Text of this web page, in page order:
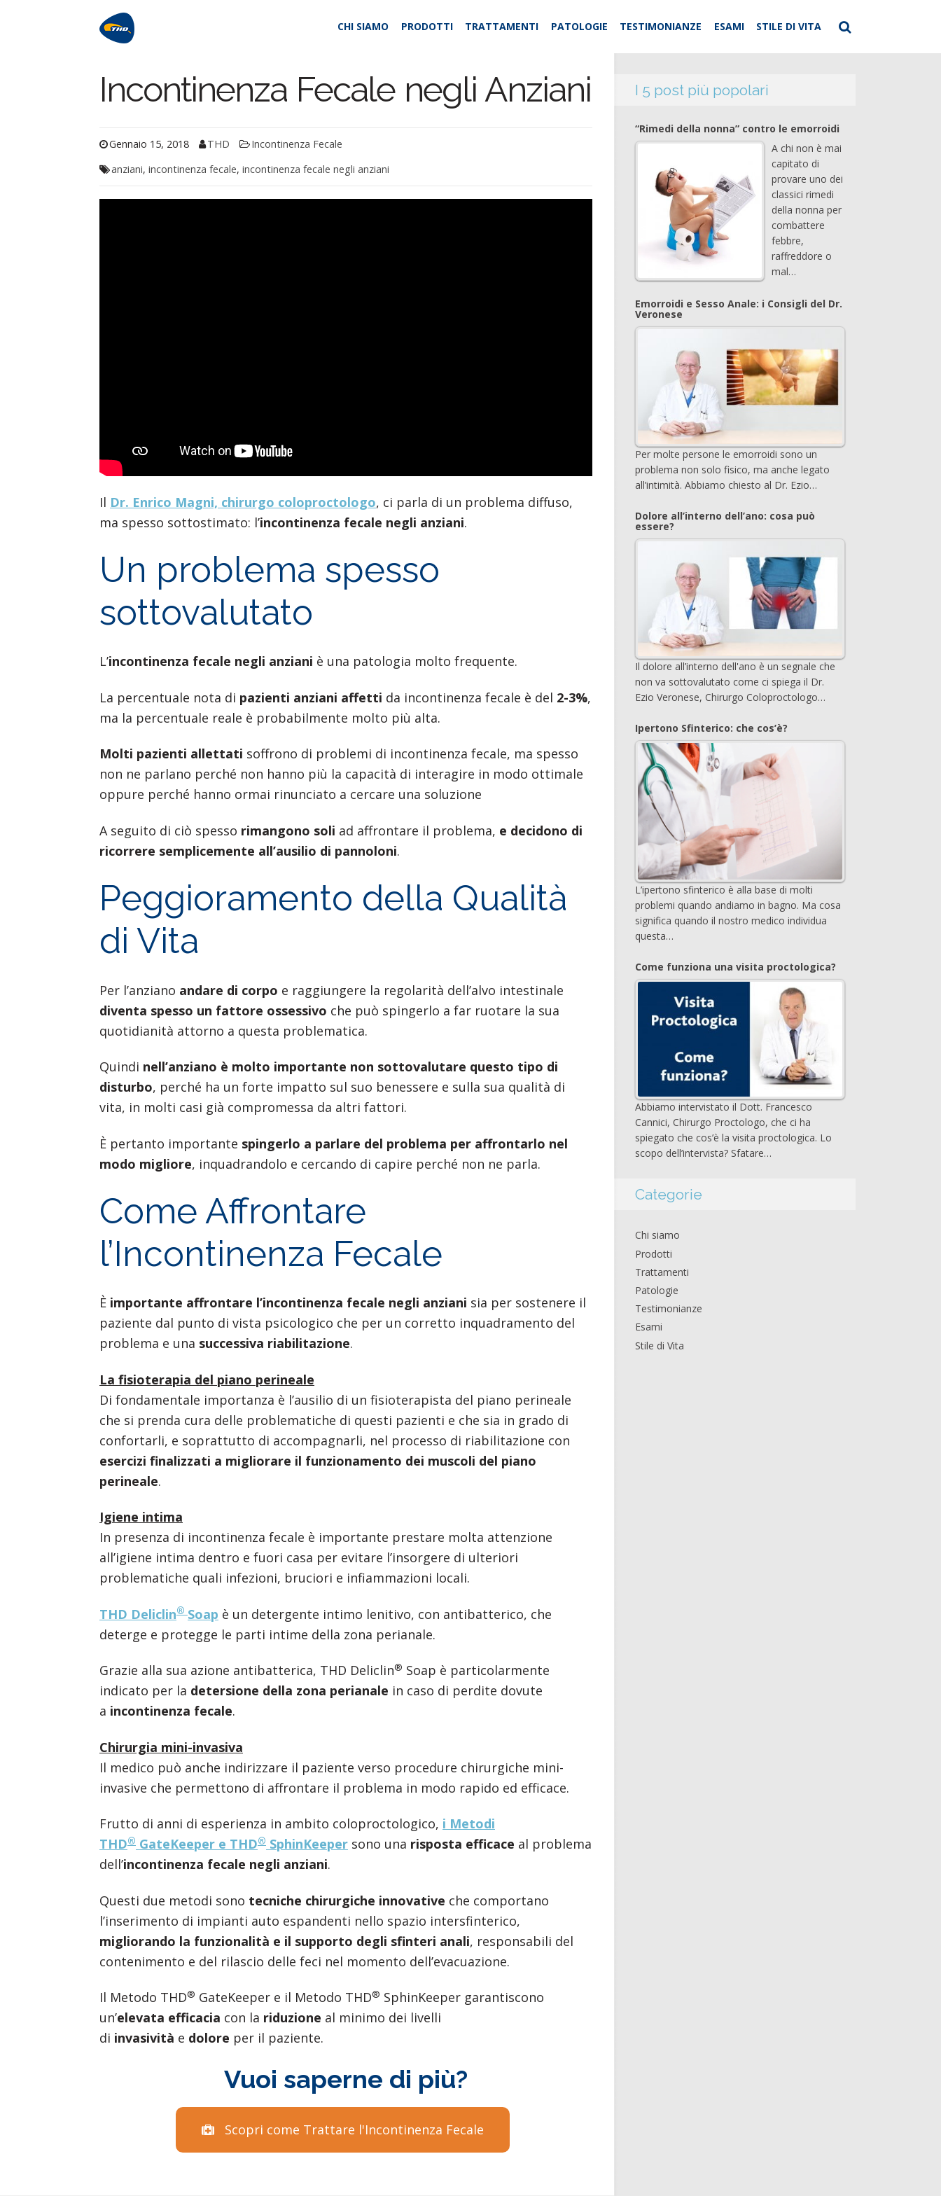
CHI SIAMO PRODOTTI TRATTAMENTI PATOLOGIE TESTIMONIANZE ESAMI STILE DI VITA
Incontinenza Fecale negli Anziani
Gennaio 15, 2018 THD
Incontinenza Fecale
anziani, incontinenza fecale, incontinenza fecale negli anziani
Il Dr. Enrico Magni, chirurgo coloproctologo, ci parla di un problema diffuso,
ma spesso sottostimato: l’incontinenza fecale negli anziani.
Un problema spesso
sottovalutato
L’incontinenza fecale negli anziani è una patologia molto frequente.
La percentuale nota di pazienti anziani affetti da incontinenza fecale è del 2-3%,
ma la percentuale reale è probabilmente molto più alta.
Molti pazienti allettati soffrono di problemi di incontinenza fecale, ma spesso
non ne parlano perché non hanno più la capacità di interagire in modo ottimale
oppure perché hanno ormai rinunciato a cercare una soluzione
A seguito di ciò spesso rimangono soli ad affrontare il problema, e decidono di
ricorrere semplicemente all’ausilio di pannoloni.
Peggioramento della Qualità
di Vita
Per l’anziano andare di corpo e raggiungere la regolarità dell’alvo intestinale
diventa spesso un fattore ossessivo che può spingerlo a far ruotare la sua
quotidianità attorno a questa problematica.
Quindi nell’anziano è molto importante non sottovalutare questo tipo di
disturbo, perché ha un forte impatto sul suo benessere e sulla sua qualità di
vita, in molti casi già compromessa da altri fattori.
È pertanto importante spingerlo a parlare del problema per affrontarlo nel
modo migliore, inquadrandolo e cercando di capire perché non ne parla.
Come Affrontare
l’Incontinenza Fecale
È importante affrontare l’incontinenza fecale negli anziani sia per sostenere il
paziente dal punto di vista psicologico che per un corretto inquadramento del
problema e una successiva riabilitazione.
La fisioterapia del piano perineale
Di fondamentale importanza è l’ausilio di un fisioterapista del piano perineale
che si prenda cura delle problematiche di questi pazienti e che sia in grado di
confortarli, e soprattutto di accompagnarli, nel processo di riabilitazione con
esercizi finalizzati a migliorare il funzionamento dei muscoli del piano
perineale.
Igiene intima
In presenza di incontinenza fecale è importante prestare molta attenzione
all’igiene intima dentro e fuori casa per evitare l’insorgere di ulteriori
problematiche quali infezioni, bruciori e infiammazioni locali.
THD Deliclin® Soap è un detergente intimo lenitivo, con antibatterico, che
deterge e protegge le parti intime della zona perianale.
Grazie alla sua azione antibatterica, THD Deliclin® Soap è particolarmente
indicato per la detersione della zona perianale in caso di perdite dovute
a incontinenza fecale.
Chirurgia mini-invasiva
Il medico può anche indirizzare il paziente verso procedure chirurgiche mini-
invasive che permettono di affrontare il problema in modo rapido ed efficace.
Frutto di anni di esperienza in ambito coloproctologico, i Metodi
THD® GateKeeper e THD® SphinKeeper sono una risposta efficace al problema
dell’incontinenza fecale negli anziani.
Questi due metodi sono tecniche chirurgiche innovative che comportano
l’inserimento di impianti auto espandenti nello spazio intersfinterico,
migliorando la funzionalità e il supporto degli sfinteri anali, responsabili del
contenimento e del rilascio delle feci nel momento dell’evacuazione.
Il Metodo THD® GateKeeper e il Metodo THD® SphinKeeper garantiscono
un’elevata efficacia con la riduzione al minimo dei livelli
di invasività e dolore per il paziente.
Vuoi saperne di più?
Scopri come Trattare l'Incontinenza Fecale
I 5 post più popolari
“Rimedi della nonna” contro le emorroidi
A chi non è mai
capitato di
provare uno dei
classici rimedi
della nonna per
combattere
febbre,
raffreddore o
mal…
Emorroidi e Sesso Anale: i Consigli del Dr.
Veronese
Per molte persone le emorroidi sono un
problema non solo fisico, ma anche legato
all’intimità. Abbiamo chiesto al Dr. Ezio…
Dolore all’interno dell’ano: cosa può
essere?
Il dolore all’interno dell'ano è un segnale che
non va sottovalutato come ci spiega il Dr.
Ezio Veronese, Chirurgo Coloproctologo…
Ipertono Sfinterico: che cos’è?
L’ipertono sfinterico è alla base di molti
problemi quando andiamo in bagno. Ma cosa
significa quando il nostro medico individua
questa…
Come funziona una visita proctologica?
Abbiamo intervistato il Dott. Francesco
Cannici, Chirurgo Proctologo, che ci ha
spiegato che cos’è la visita proctologica. Lo
scopo dell’intervista? Sfatare…
Categorie
Chi siamo
Prodotti
Trattamenti
Patologie
Testimonianze
Esami
Stile di Vita